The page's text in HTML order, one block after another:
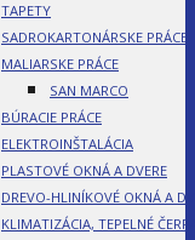
TAPETY
SADROKARTONÁRSKE PRÁCE
MALIARSKE PRÁCE
SAN MARCO
BÚRACIE PRÁCE
ELEKTROINŠTALÁCIA
PLASTOVÉ OKNÁ A DVERE
DREVO-HLINÍKOVÉ OKNÁ A
KLIMATIZÁCIA, TEPELNÉ